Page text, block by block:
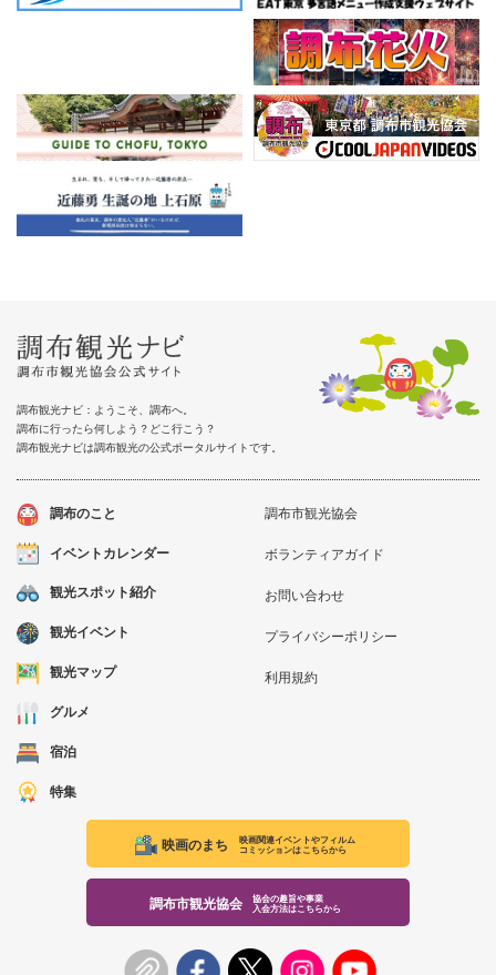
調布観光ナビ：ようこそ、調布へ。
調布に行ったら何しよう？どこ行こう？
調布観光ナビは調布観光の公式ポータルサイトです。
調布のこと
イベントカレンダー
観光スポット紹介
観光イベント
観光マップ
グルメ
宿泊
特集
調布市観光協会
ボランティアガイド
お問い合わせ
プライバシーポリシー
利用規約
映画のまち
映画関連イベントやフィルム
コミッションはこちらから
調布市観光協会
協会の趣旨や事業
入会方法はこちらから